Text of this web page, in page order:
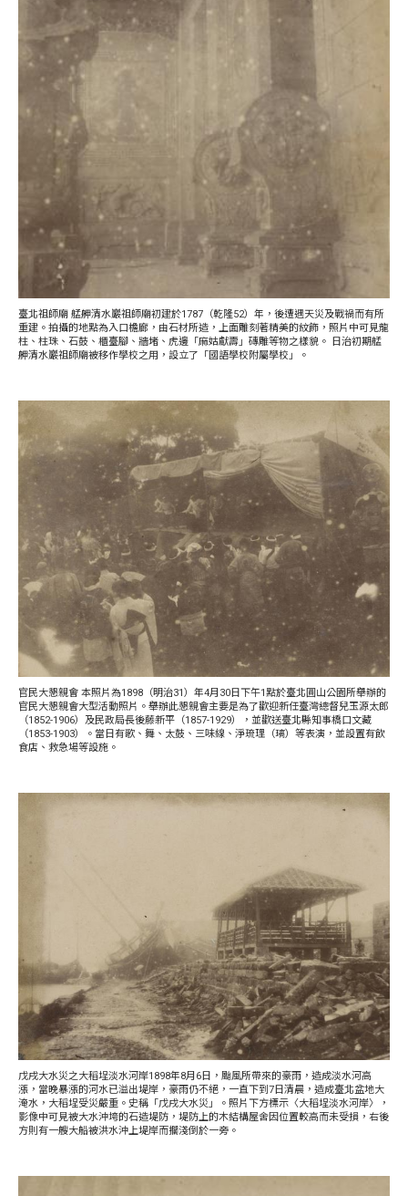
臺北祖師廟 艋舺清水巖祖師廟初建於1787（乾隆52）年，後遭遇天災及戰禍而有所
重建。拍攝的地點為入口檐廊，由石材所造，上面雕刻著精美的紋飾，照片中可見龍
柱、柱珠、石鼓、櫃臺腳、牆堵、虎邊「麻姑獻壽」磚雕等物之樣貌。 日治初期艋
舺清水巖祖師廟被移作學校之用，設立了「國語學校附屬學校」。
官民大懇親會 本照片為1898（明治31）年4月30日下午1點於臺北圓山公園所舉辦的
官民大懇親會大型活動照片。舉辦此懇親會主要是為了歡迎新任臺灣總督兒玉源太郎
（1852-1906）及民政局長後藤新平（1857-1929），並歡送臺北縣知事橋口文藏
（1853-1903）。當日有歌、舞、太鼓、三味線、淨琉理（璃）等表演，並設置有飲
食店、救急場等設施。
戊戌大水災之大稻埕淡水河岸1898年8月6日，颱風所帶來的豪雨，造成淡水河高
漲，當晚暴漲的河水已溢出堤岸，豪雨仍不絕，一直下到7日清晨，造成臺北盆地大
淹水，大稻埕受災嚴重。史稱「戊戌大水災」。照片下方標示〈大稻埕淡水河岸〉，
影像中可見被大水沖垮的石造堤防，堤防上的木結構屋舍因位置較高而未受損，右後
方則有一艘大船被洪水沖上堤岸而擱淺倒於一旁。